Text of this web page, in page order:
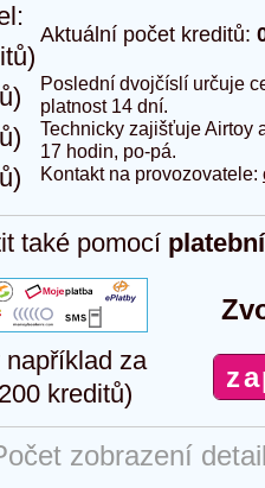
Aktuální počet kreditů:
Poslední dvojčíslí určuje
platnost 14 dní.
Technicky zajišťuje Airtoy
17 hodin, po-pá.
Kontakt na provozovatele:
také pomocí
například za
kreditů)
zobrazení